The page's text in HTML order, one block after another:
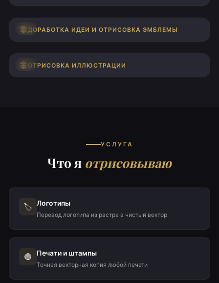
ДОРАБОТКА ИДЕИ И ОТРИСОВКА ЭМБЛЕМЫ
ДО ПОСЛЕ
ОТРИСОВКА ИЛЛЮСТРАЦИИ
ДО
УСЛУГА
Что я отрисовываю
🏷️ Логотипы
Перевод логотипа из растра в чистый вектор
🔵 Печати и штампы
Точная векторная копия любой печати